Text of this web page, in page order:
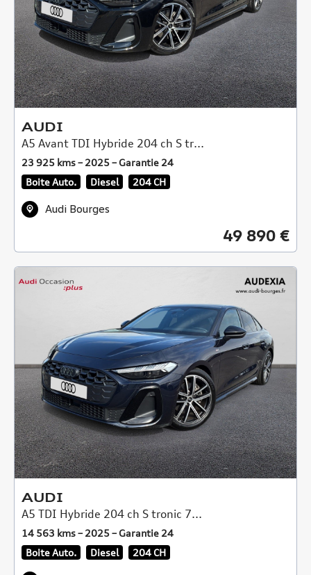
AUDI
A5 Avant TDI Hybride 204 ch S tr...
23 925 kms – 2025 – Garantie 24
Boite Auto.
Diesel 204 CH
Audi Bourges
49 890 €
AUDI
A5 TDI Hybride 204 ch S tronic 7...
14 563 kms – 2025 – Garantie 24
Boite Auto.
Diesel 204 CH